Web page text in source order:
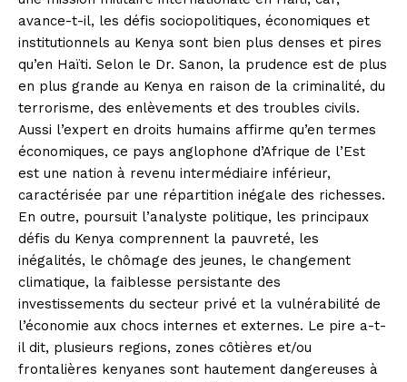
avance-t-il, les défis sociopolitiques, économiques et
institutionnels au Kenya sont bien plus denses et pires
qu’en Haïti. Selon le Dr. Sanon, la prudence est de plus
en plus grande au Kenya en raison de la criminalité, du
terrorisme, des enlèvements et des troubles civils.
Aussi l’expert en droits humains affirme qu’en termes
économiques, ce pays anglophone d’Afrique de l’Est
est une nation à revenu intermédiaire inférieur,
caractérisée par une répartition inégale des richesses.
En outre, poursuit l’analyste politique, les principaux
défis du Kenya comprennent la pauvreté, les
inégalités, le chômage des jeunes, le changement
climatique, la faiblesse persistante des
investissements du secteur privé et la vulnérabilité de
l’économie aux chocs internes et externes. Le pire a-t-
il dit, plusieurs regions, zones côtières et/ou
frontalières kenyanes sont hautement dangereuses à